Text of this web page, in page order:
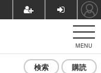
MENU
検索 購読